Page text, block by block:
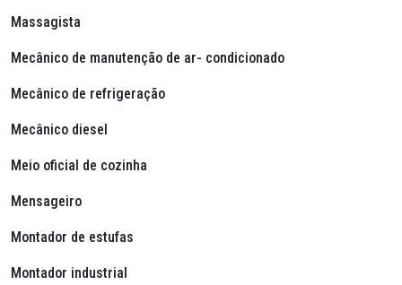
Massagista
Mecânico de manutenção de ar- condicionado
Mecânico de refrigeração
Mecânico diesel
Meio oficial de cozinha
Mensageiro
Montador de estufas
Montador industrial